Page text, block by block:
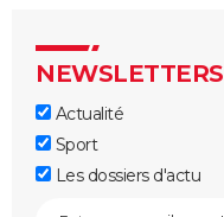
NEWSLETTERS
Actualité
Sport
Les dossiers d'actu